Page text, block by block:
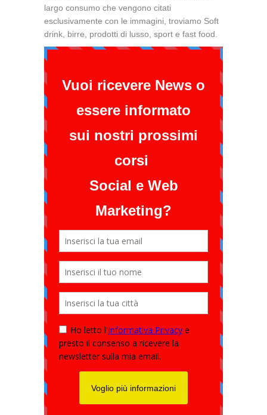
largo consumo che vengono citati
esclusivamente con le immagini, troviamo Soft
drink, birre, prodotti di lusso, sport e fast food.